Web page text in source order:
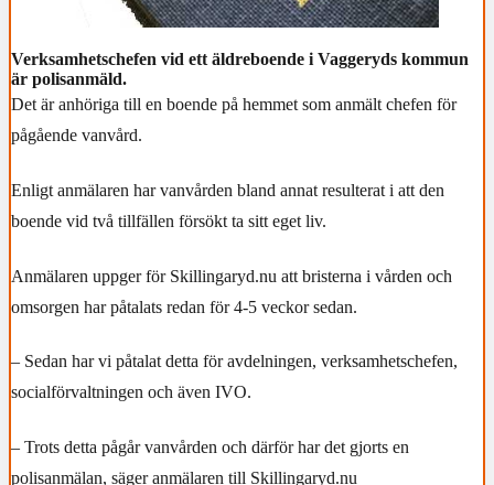
Verksamhetschefen vid ett äldreboende i Vaggeryds kommun
är polisanmäld.
Det är anhöriga till en boende på hemmet som anmält chefen för
pågående vanvård.
Enligt anmälaren har vanvården bland annat resulterat i att den
boende vid två tillfällen försökt ta sitt eget liv.
Anmälaren uppger för Skillingaryd.nu att bristerna i vården och
omsorgen har påtalats redan för 4-5 veckor sedan.
– Sedan har vi påtalat detta för avdelningen, verksamhetschefen,
socialförvaltningen och även IVO.
– Trots detta pågår vanvården och därför har det gjorts en
polisanmälan, säger anmälaren till Skillingaryd.nu